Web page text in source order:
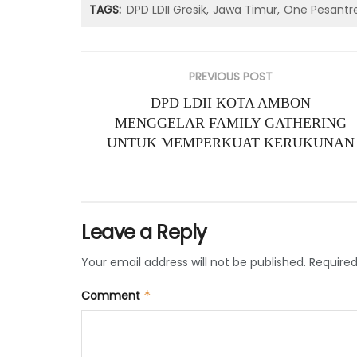
TAGS: DPD LDII Gresik Jawa Timur One
PREVIOUS POST
DPD LDII KOTA AMBON
MENGGELAR FAMILY GATHERING
UNTUK MEMPERKUAT KERUKUNAN
Leave a Reply
Your email address will not be published.
Comment *